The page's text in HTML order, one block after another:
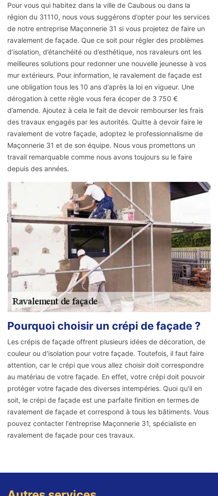
Pour vous qui habitez dans la ville de Caubous ou dans la
région du 31110, nous vous suggérons d’opter pour les services
de notre entreprise Maçonnerie 31 si vous projetez de faire un
ravalement de façade. Que ce soit pour régler des problèmes
d’isolation, d’étanchéité ou d’esthétique, nos ravaleurs ont les
meilleures solutions pour redonner une nouvelle jeunesse à vos
mur extérieurs. Pour information, le ravalement de façade est
une obligation tous les 10 ans d’après la loi en vigueur. Une
dérogation à cette règle vous fera écoper de 3 750 €
d’amende. Ajoutez à cela le fait de devoir rembourser les frais
des travaux engagés par les autorités. Quitte à devoir faire le
ravalement de votre façade, adoptez le professionnalisme de
Maçonnerie 31 et de son équipe. Nous vous promettons un
travail remarquable comme nous avons toujours su le faire
depuis des années.
Pourquoi choisir un crépi de façade ?
Les crépis de façade offrent plusieurs idées de décoration, de
couleur ou d'isolation pour votre façade. Toutefois, il faut faire
attention, car le crépi que vous allez choisir doit correspondre
au matériau de votre façade. En effet, votre crépi doit pouvoir
protéger votre façade des diverses intempéries. Quoi qu'il en
soit, le crépi de façade est une parfaite finition en termes de
ravalement de façade et correspond à tous les bâtiments. Vous
pouvez contacter l'entreprise Maçonnerie 31, spécialiste en
ravalement de façade pour ces travaux.